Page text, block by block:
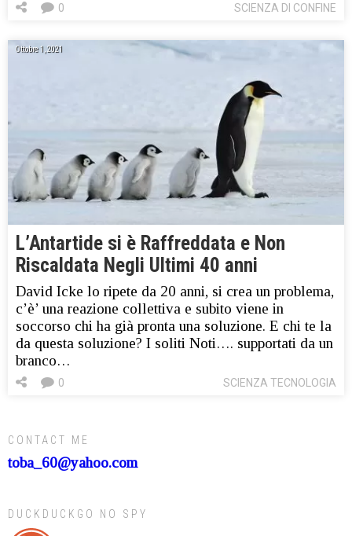
SCIENZA DI CONFINE
0
Ottobre 1, 2021
L’Antartide si è Raffreddata e Non
Riscaldata Negli Ultimi 40 anni
David Icke lo ripete da 20 anni, si crea un problema,
c’è’ una reazione collettiva e subito viene in
soccorso chi ha già pronta una soluzione. E chi te la
da questa soluzione? I soliti Noti…. supportati da un
branco…
SCIENZA TECNOLOGIA
0
CONTACT ME
toba_60@yahoo.com
DUCKDUCKGO NO SPY